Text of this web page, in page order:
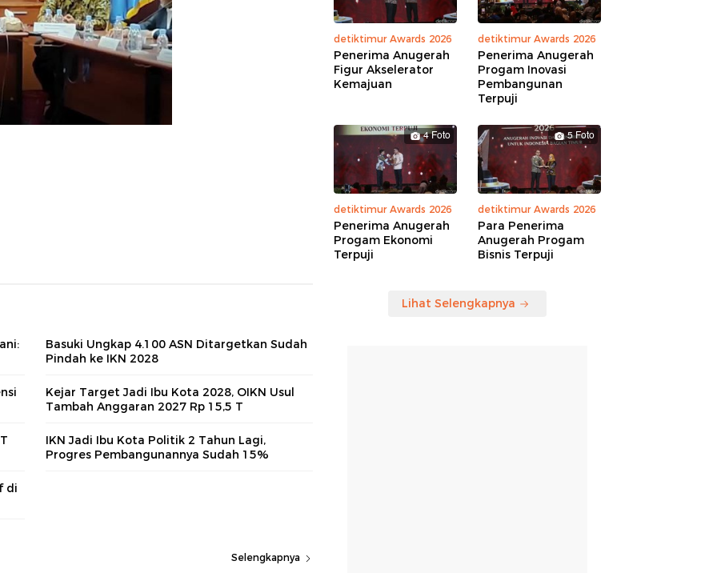
Basuki Ungkap 4.100 ASN Ditargetkan Sudah
Pindah ke IKN 2028
Kejar Target Jadi Ibu Kota 2028, OIKN Usul
Tambah Anggaran 2027 Rp 15,5 T
IKN Jadi Ibu Kota Politik 2 Tahun Lagi,
Progres Pembangunannya Sudah 15%
di
Selengkapnya
detiktimur Awards 2026
Penerima Anugerah
Figur Akselerator
Kemajuan
detiktimur Awards 2026
Penerima Anugerah
Progam Inovasi
Pembangunan
Terpuji
4 Foto
detiktimur Awards 2026
Penerima Anugerah
Progam Ekonomi
Terpuji
5 Foto
detiktimur Awards 2026
Para Penerima
Anugerah Progam
Bisnis Terpuji
Lihat Selengkapnya